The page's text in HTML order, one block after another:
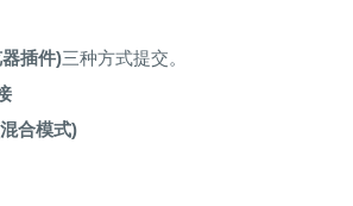
插件)三种方式提交。
合模式)